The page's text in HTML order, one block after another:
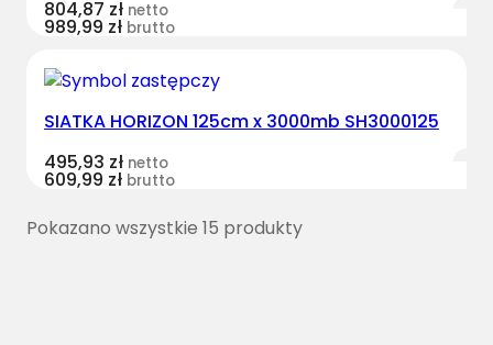
804,87 zł netto
989,99 zł brutto
SIATKA HORIZON 125cm x 3000mb SH3000125
495,93 zł netto
609,99 zł brutto
Pokazano wszystkie 15 produkty